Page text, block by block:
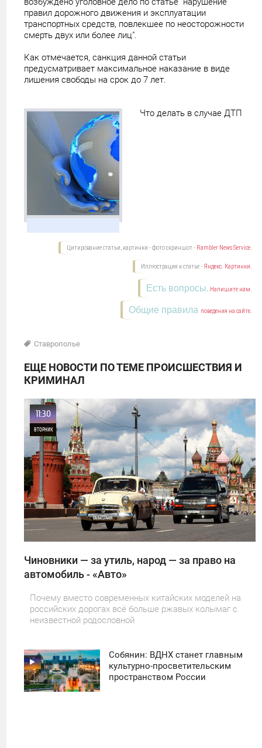
правил дорожного движения и эксплуатации
транспортных средств, повлекшее по неосторожности
смерть двух или более лиц".
Как отмечается, санкция данной статьи
предусматривает максимальное наказание в виде
лишения свободы на срок до 7 лет.
Что делать в случае ДТП
Цитирование статьи, картинки - фото скриншот - Rambler News Service.
Иллюстрация к статье - Яндекс. Картинки.
Есть вопросы. Напишите нам.
Общие правила поведения на сайте.
Ставрополье
ЕЩЕ НОВОСТИ ПО ТЕМЕ ПРОИСШЕСТВИЯ И
КРИМИНАЛ
11:30
ВТОРНИК
0
Чиновники — за утиль, народ — за право на
автомобиль - «Авто»
Почему вместо современных китайских моделей на
российских дорогах всё больше ржавых колымаг с
неизвестной родословной
Собянин: ВДНХ станет главным
культурно-просветительским
пространством России